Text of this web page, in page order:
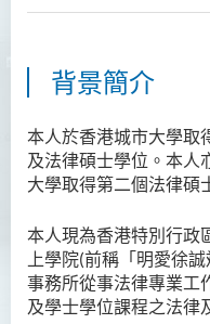
背景簡介
本人於香港城市大學取
及法律碩士學位。本人
大學取得第二個法律碩
本人現為香港特別行政
上學院(前稱「明愛徐
事務所從事法律專業工
及學士學位課程之法律